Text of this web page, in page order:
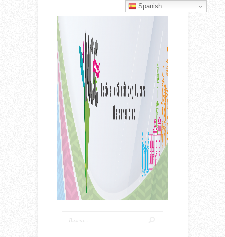
Spanish